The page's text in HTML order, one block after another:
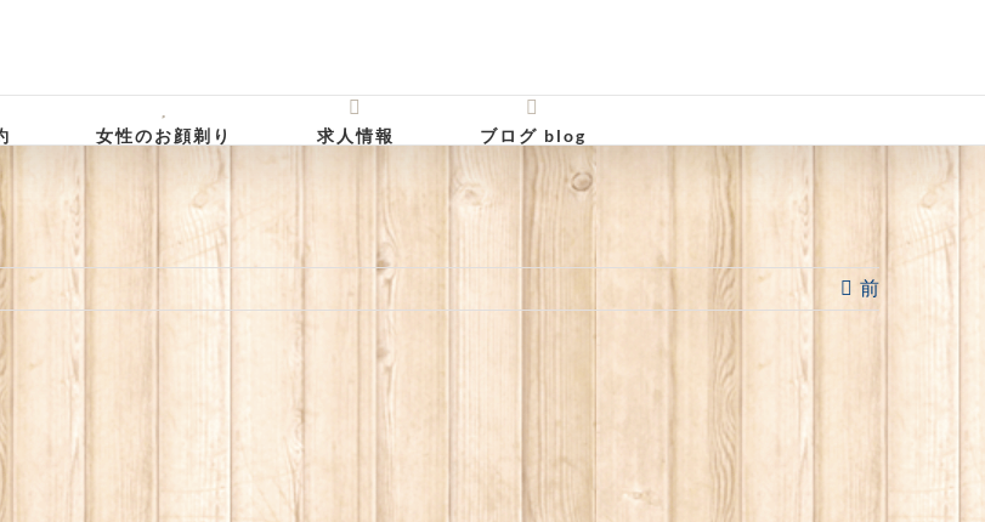
女性のお顔剃り 求人情報 ブログ blog
前